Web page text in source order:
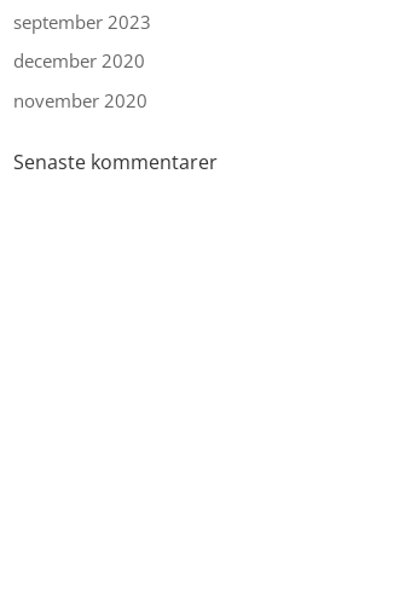
september 2023
december 2020
november 2020
Senaste kommentarer